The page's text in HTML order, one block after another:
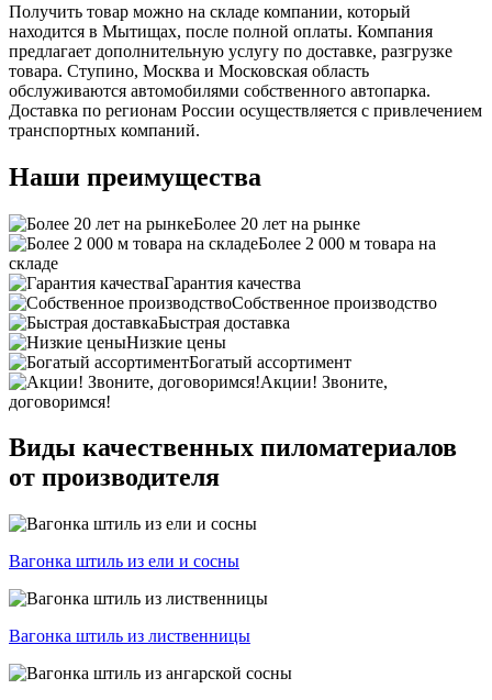
Получить товар можно на складе компании, который
находится в Мытищах, после полной оплаты. Компания
предлагает дополнительную услугу по доставке, разгрузке
товара. Ступино, Москва и Московская область
обслуживаются автомобилями собственного автопарка.
Доставка по регионам России осуществляется с привлечением
транспортных компаний.
Наши преимущества
Более 20 лет на рынке
Более 2 000 м товара на
складе
Гарантия качества
Собственное производство
Быстрая доставка
Низкие цены
Богатый ассортимент
Акции! Звоните,
договоримся!
Виды качественных пиломатериалов
от производителя
Вагонка штиль из ели и сосны
Вагонка штиль из лиственницы